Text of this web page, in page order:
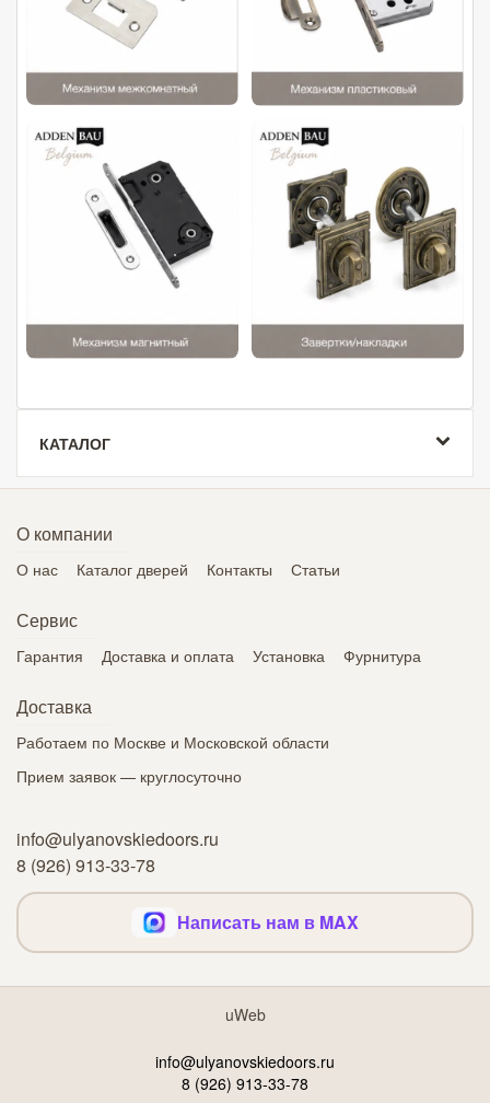
КАТАЛОГ
О компании
О нас Каталог дверей Контакты Статьи
Сервис
Гарантия Доставка и оплата Установка Фурнитура
Доставка
Работаем по Москве и Московской области
Прием заявок — круглосуточно
info@ulyanovskiedoors.ru
8 (926) 913-33-78
Написать нам в MAX
uWeb
info@ulyanovskiedoors.ru
8 (926) 913-33-78